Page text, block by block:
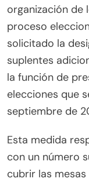
organización de
proceso
solicitado la
suplentes
la función de
elecciones que
septiembre de
Esta medida
con un número
cubrir las